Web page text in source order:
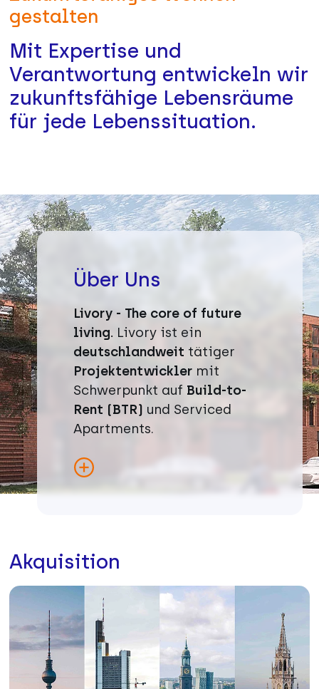
gestalten
Mit Expertise und
Verantwortung entwickeln wir
zukunftsfähige Lebensräume
für jede Lebenssituation.
Über Uns
Livory - The core of future
living. Livory ist ein
deutschlandweit tätiger
Projektentwickler mit
Schwerpunkt auf Build-to-
Rent (BTR) und Serviced
Apartments.
Menü öffnen
Akquisition